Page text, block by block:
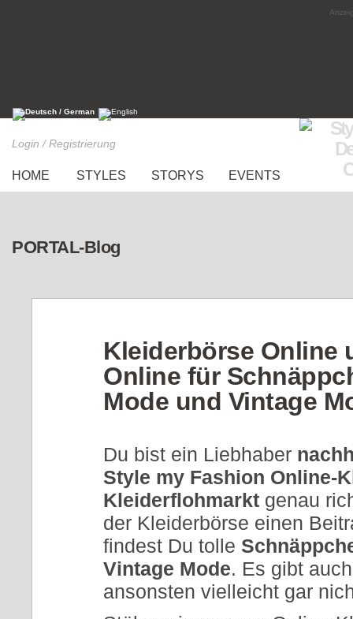
Login / Registrierung
HOME STYLES STORYS EVENTS
PORTAL-Blog
Kleiderbörse Online
Online für
Mode und Vintage
Du bist ein Liebhaber
Style my Fashion Online-
Kleiderflohmarkt genau
der Kleiderbörse einen
findest Du tolle
Vintage Mode. Es gibt
ansonsten vielleicht gar